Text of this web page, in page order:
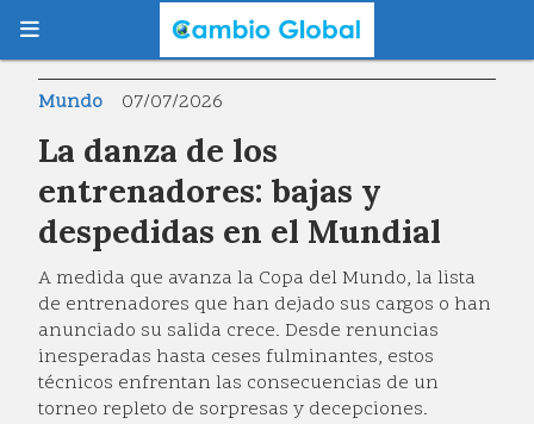
La danza de los
entrenadores: bajas y
despedidas en el Mundial
A medida que avanza la Copa del Mundo, la lista
de entrenadores que han dejado sus cargos o han
anunciado su salida crece. Desde renuncias
inesperadas hasta ceses fulminantes, estos
técnicos enfrentan las consecuencias de un
torneo repleto de sorpresas y decepciones.
Mundo 07/07/2026